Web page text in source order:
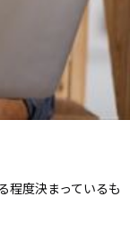
程度決まっているも